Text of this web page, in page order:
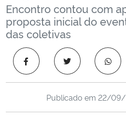
Ministério da Educação
Ministério da Saúde
Ministério de Minas e Energia
Encontro contou com
proposta inicial do
das coletivas
Publicado em 22/09/